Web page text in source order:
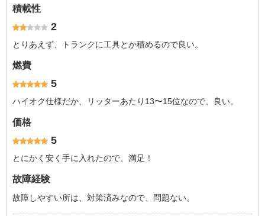
積載性
2
とりあえず、トランクに工具とか積めるので良い。
燃費
5
ハイオク仕様だか、リッターあたり13〜15位なので、良い。
価格
5
とにかく安く手に入れたので、満足！
故障経験
故障しやすい所は、対策済みなので、問題ない。